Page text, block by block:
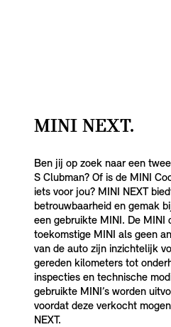
MINI NEXT.
Ben jij op zoek naar een
S Clubman? Of is de MINI
iets voor jou? MINI NEXT
betrouwbaarheid en gemak
een gebruikte MINI. De MINI
toekomstige MINI als geen
van de auto zijn inzichtelijk
gereden kilometers tot
inspecties en technische
gebruikte MINI’s worden
voordat deze verkocht
NEXT.